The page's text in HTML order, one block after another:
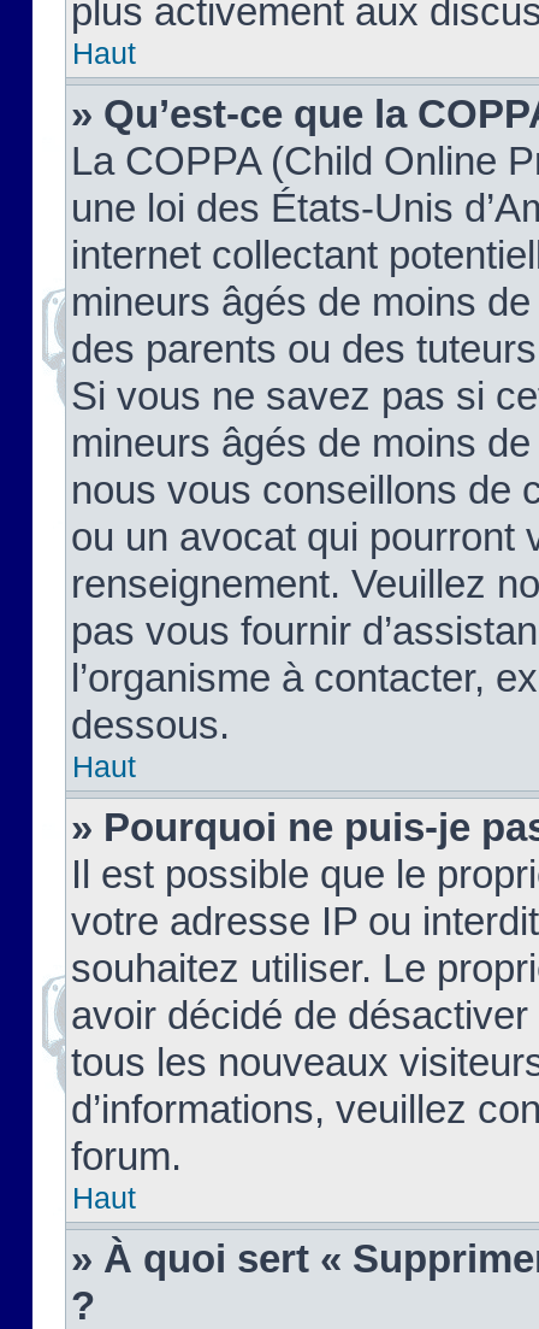
plus activement aux
Haut
» Qu’est-ce que la
La COPPA (Child Online
une loi des États-Unis
internet collectant
mineurs âgés de moins
des parents ou des
Si vous ne savez pas si
mineurs âgés de moins
nous vous conseillons de
ou un avocat qui pourront
renseignement. Veuillez
pas vous fournir
l’organisme à contacter,
dessous.
Haut
» Pourquoi ne puis-je
Il est possible que le
votre adresse IP ou
souhaitez utiliser. Le
avoir décidé de
tous les nouveaux
d’informations, veuillez
forum.
Haut
» À quoi sert «
?